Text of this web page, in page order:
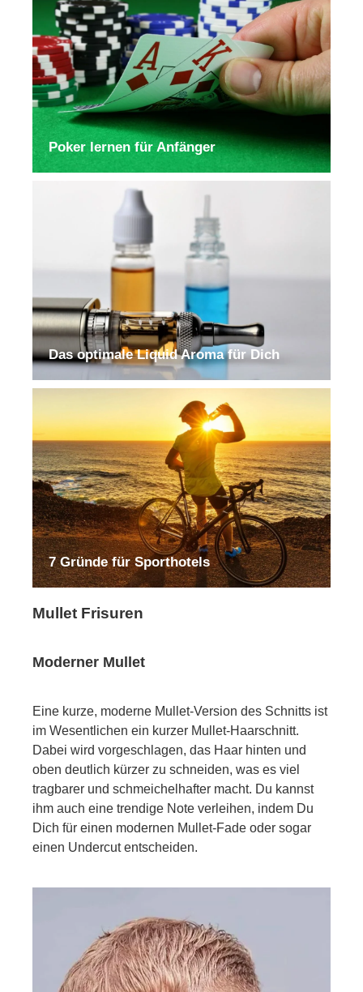
Poker lernen für Anfänger
Das optimale Liquid Aroma für Dich
7 Gründe für Sporthotels
Mullet Frisuren
Moderner Mullet
Eine kurze, moderne Mullet-Version des Schnitts ist
im Wesentlichen ein kurzer Mullet-Haarschnitt.
Dabei wird vorgeschlagen, das Haar hinten und
oben deutlich kürzer zu schneiden, was es viel
tragbarer und schmeichelhafter macht. Du kannst
ihm auch eine trendige Note verleihen, indem Du
Dich für einen modernen Mullet-Fade oder sogar
einen Undercut entscheiden.